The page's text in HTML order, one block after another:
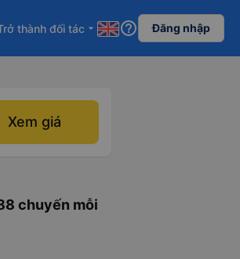
thành đối tác arrow_drop_down help_outline Đăng nhập
Xem giá
chuyến mỗi